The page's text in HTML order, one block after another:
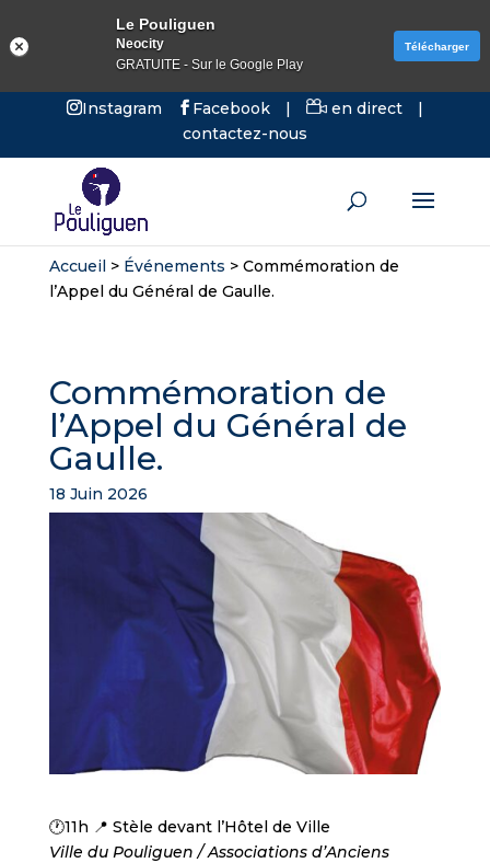
Instagram Facebook | en direct
|
contactez-nous
Accueil> Événements > Commémoration de
l’Appel du Général de Gaulle.
Commémoration de
l’Appel du Général de
Gaulle.
18 Juin 2026
🕐11h 📍 Stèle devant l’Hôtel de Ville
Ville du Pouliguen / Associations d’Anciens
Le Pouliguen
Neocity
GRATUITE - Sur le Google Play
Télécharger